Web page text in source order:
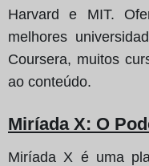
Harvard e MIT.
melhores
Coursera, muitos
ao conteúdo.
Miríada X: O
Miríada X é uma